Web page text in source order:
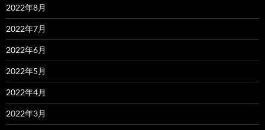
2022年8月
2022年7月
2022年6月
2022年5月
2022年4月
2022年3月